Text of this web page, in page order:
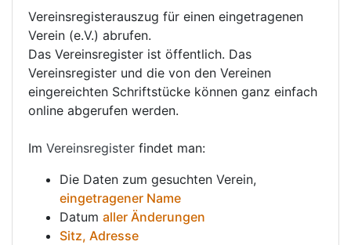
Vereinsregisterauszug für einen eingetragenen
Verein (e.V.) abrufen.
Das Vereinsregister ist öffentlich. Das
Vereinsregister und die von den Vereinen
eingereichten Schriftstücke können ganz einfach
online abgerufen werden.
Im Vereinsregister findet man:
Die Daten zum gesuchten Verein,
eingetragener Name
Datum aller Änderungen
Sitz, Adresse